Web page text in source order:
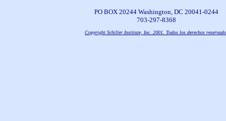
PO BOX 20244 Washington, DC 20041-0244
703-297-8368
Copyright Schiller Institute, Inc. 2001. Todos los derechos